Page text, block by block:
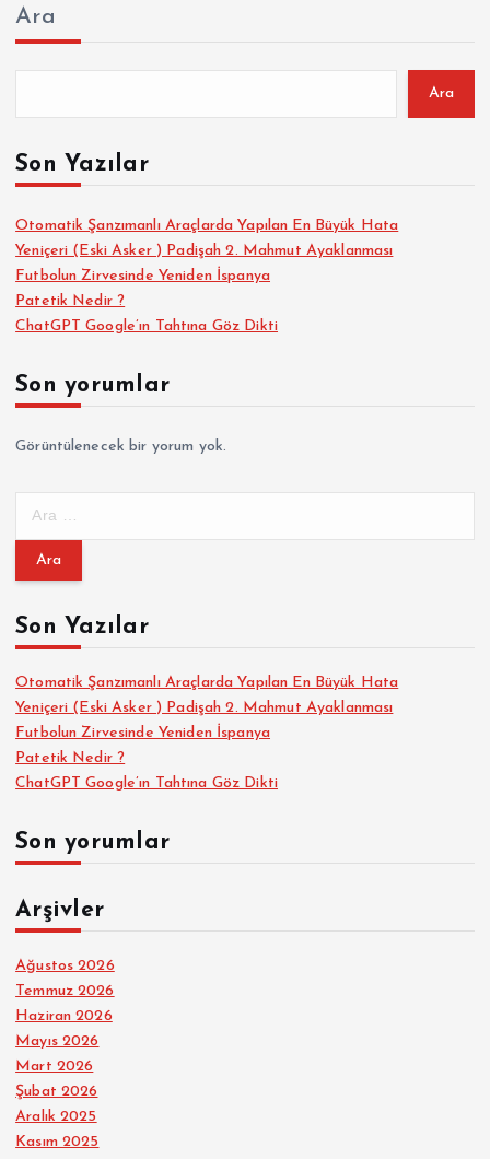
Ara
Ara
Son Yazılar
Otomatik Şanzımanlı Araçlarda Yapılan En Büyük Hata
Yeniçeri (Eski Asker ) Padişah 2. Mahmut Ayaklanması
Futbolun Zirvesinde Yeniden İspanya
Patetik Nedir ?
ChatGPT Google’ın Tahtına Göz Dikti
Son yorumlar
Görüntülenecek bir yorum yok.
m
:Son Yazılar
Otomatik Şanzımanlı Araçlarda Yapılan En Büyük Hata
Yeniçeri (Eski Asker ) Padişah 2. Mahmut Ayaklanması
Futbolun Zirvesinde Yeniden İspanya
Patetik Nedir ?
ChatGPT Google’ın Tahtına Göz Dikti
Son yorumlar
Arşivler
Ağustos 2026
Temmuz 2026
Haziran 2026
Mayıs 2026
Mart 2026
Şubat 2026
Aralık 2025
Kasım 2025